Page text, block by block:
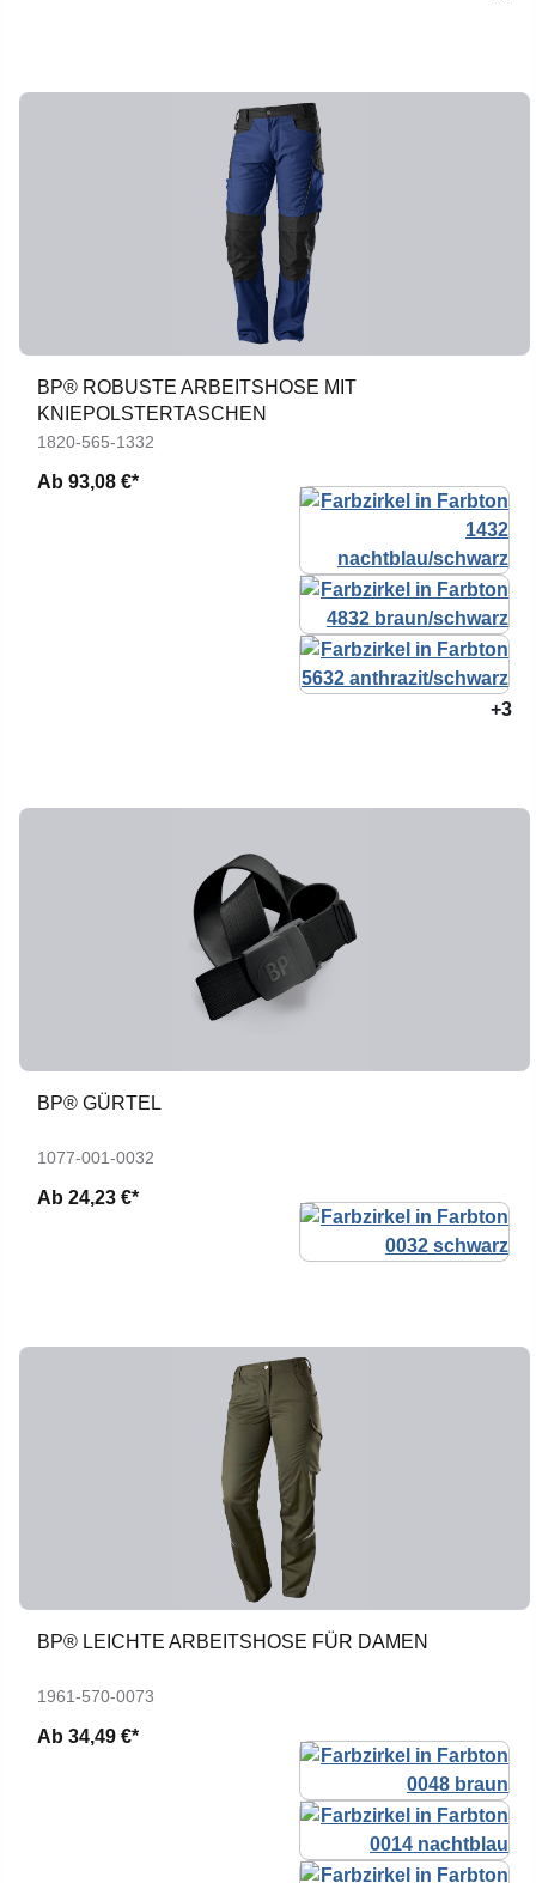
BP® ROBUSTE ARBEITSHOSE MIT
KNIEPOLSTERTASCHEN
1820-565-1332
Ab 93,08 €*
+3
BP® GÜRTEL
1077-001-0032
Ab 24,23 €*
BP® LEICHTE ARBEITSHOSE FÜR DAMEN
1961-570-0073
Ab 34,49 €*